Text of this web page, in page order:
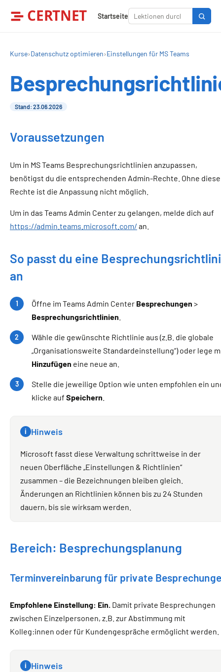
CERTNET Startseite
Kurse›Datenschutz optimieren›Einstellungen für MS Teams
Stand: 23.06.2026
Voraussetzungen
Um in MS Teams Besprechungsrichtlinien anzupassen,
benötigst du die entsprechenden Admin-Rechte. Ohne diese
Rechte ist die Anpassung nicht möglich.
Um in das Teams Admin Center zu gelangen, melde dich auf
https://admin.teams.microsoft.com/ an.
So passt du eine
an
Öffne im Teams Admin Center Besprechungen >
Besprechungsrichtlinien
Wähle die gewünschte Richtlinie aus (z.B. die globale
„Organisationsweite Standardeinstellung“) oder lege
Hinzufügen eine neue an.
Stelle die jeweilige Option wie unten empfohlen ein
klicke auf Speichern
i Hinweis
Microsoft fasst diese Verwaltung schrittweise in der
neuen Oberfläche „Einstellungen & Richtlinien“
zusammen – die Bezeichnungen bleiben gleich.
Änderungen an Richtlinien können bis zu 24 Stunden
dauern, bis sie wirksam werden.
Bereich: Besprechungsplanung
Terminvereinbarung für private
Empfohlene Einstellung: Ein. Damit private Besprechungen
zwischen Einzelpersonen, z.B. zur Abstimmung mit
Kolleg:innen oder für Kundengespräche ermöglicht werden.
i Hinweis